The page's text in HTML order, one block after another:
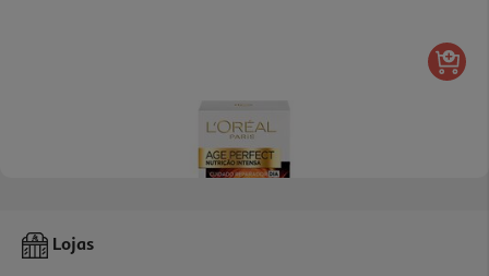
Creme L'oreal Paris Rosto Age Re-Perfect Nutricão Intensiva
Lojas